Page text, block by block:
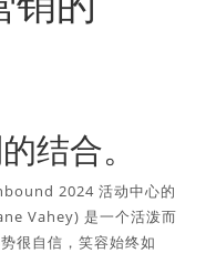
结合。
2024 活动中心的
Vahey) 是一个活泼而
很自信，笑容始终如